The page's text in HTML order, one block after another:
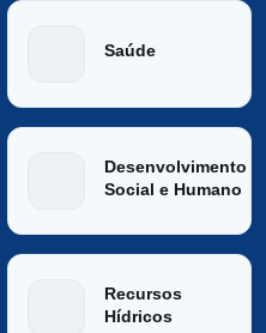
Saúde
Desenvolvimento
Social e Humano
Recursos
Hídricos